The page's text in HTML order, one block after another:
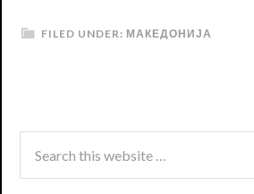
FILED UNDER: МАКЕДОНИЈА